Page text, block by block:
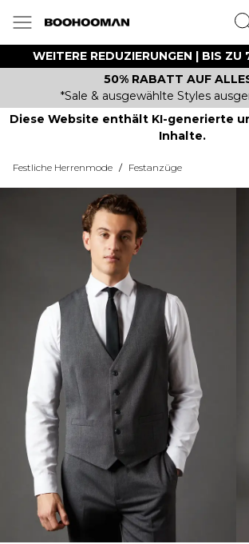
WEITERE REDUZIERUNGEN | BIS
50% RABATT AUF
*Sale & ausgewählte Styles
Diese Website enthält KI-generierte
Inhalte.
Festliche Herrenmode / Festanzüge